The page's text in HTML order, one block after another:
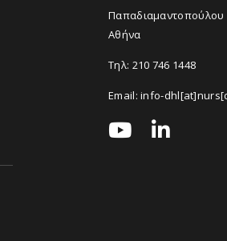
Παπαδιαμαντοπούλου
Αθήνα
Τηλ: 210 746 1448
Email:info-